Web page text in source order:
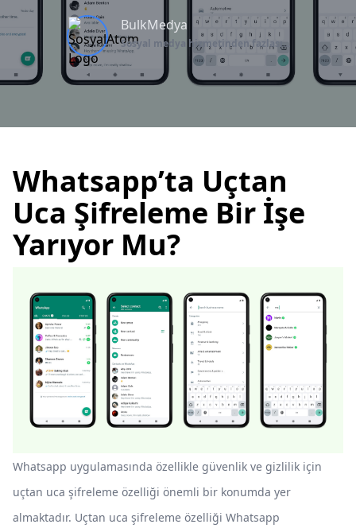
BulkMedya
Sosyal medya hizmetinden fazlası...
Whatsapp’ta Uçtan
Uca Şifreleme Bir İşe
Yarıyor Mu?
Whatsapp uygulamasında özellikle güvenlik ve gizlilik için
uçtan uca şifreleme özelliği önemli bir konumda yer
almaktadır. Uçtan uca şifreleme özelliği Whatsapp